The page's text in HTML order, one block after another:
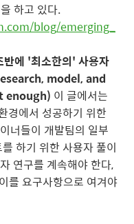
하고 있다.
blog/emerging_
반에 '최소한의' 사용자
model, and
enough) 이 글에서는
경에서 성공하기 위한
너들이 개발팀의 일부
하기 위한 사용자 풀이
연구를 계속해야 한다,
를 요구사항으로 여겨야